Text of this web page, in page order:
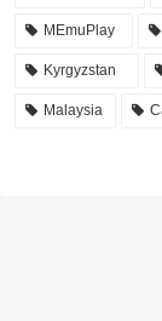
MEmuPlay
Kyrgyzstan
Malaysia